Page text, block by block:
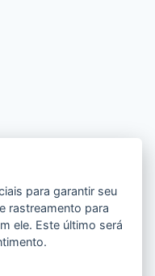
para garantir seu
rastreamento para
ele. Este último será